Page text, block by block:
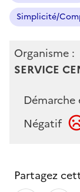
Simplicité/
Organisme :
SERVICE
Démarche
Négatif
Partagez